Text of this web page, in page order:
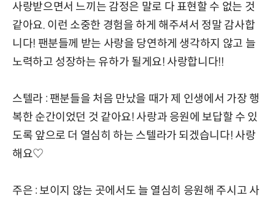
사랑받으면서 느끼는 감정은 말로 다 표현할 수 없는 것
같아요. 이런 소중한 경험을 하게 해주셔서 정말 감사합
니다! 팬분들께 받는 사랑을 당연하게 생각하지 않고 늘
노력하고 성장하는 유하가 될게요! 사랑합니다!!
스텔라 : 팬분들을 처음 만났을 때가 제 인생에서 가장 행
복한 순간이었던 것 같아요! 사랑과 응원에 보답할 수 있
도록 앞으로 더 열심히 하는 스텔라가 되겠습니다! 사랑
해요♡
주은 : 보이지 않는 곳에서도 늘 열심히 응원해 주시고 사